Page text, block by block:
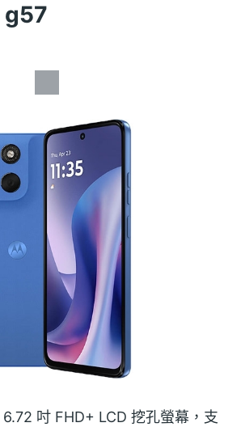
吋 FHD+ LCD 挖孔螢幕，支